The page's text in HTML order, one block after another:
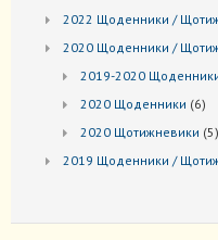
2022 Щоденники /
2020 Щоденники /
2019-2020
2020 Щоденники 66
2020 Щотижневики 55
2019 Щоденники /